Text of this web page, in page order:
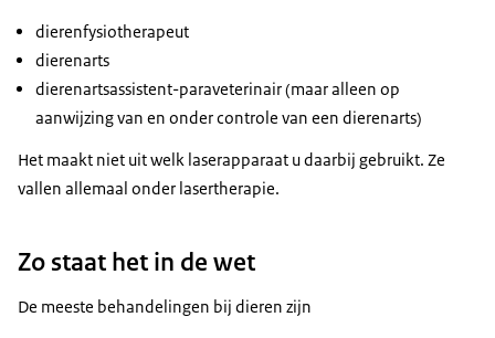
dierenfysiotherapeut
dierenarts
dierenartsassistent-paraveterinair (maar alleen op
aanwijzing van en onder controle van een dierenarts)
Het maakt niet uit welk laserapparaat u daarbij gebruikt. Ze
vallen allemaal onder lasertherapie.
Zo staat het in de wet
De meeste behandelingen bij dieren zijn